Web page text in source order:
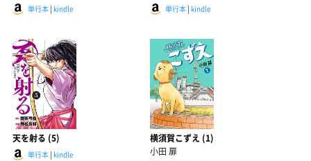
単行本 | kindle 単行本| kindle
天を射る (5)
単行本 | kindle
横須賀こずえ (1)
小田 扉